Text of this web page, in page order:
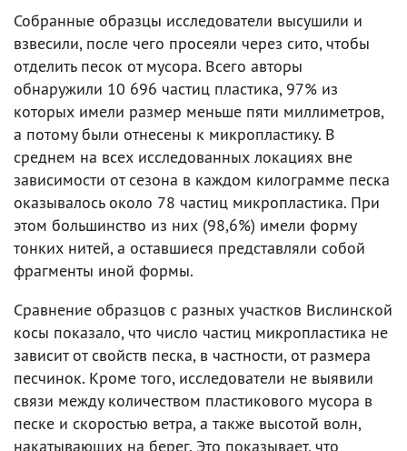
Собранные образцы исследователи высушили и
взвесили, после чего просеяли через сито, чтобы
отделить песок от мусора. Всего авторы
обнаружили 10 696 частиц пластика, 97% из
которых имели размер меньше пяти миллиметров,
а потому были отнесены к микропластику. В
среднем на всех исследованных локациях вне
зависимости от сезона в каждом килограмме песка
оказывалось около 78 частиц микропластика. При
этом большинство из них (98,6%) имели форму
тонких нитей, а оставшиеся представляли собой
фрагменты иной формы.
Сравнение образцов с разных участков Вислинской
косы показало, что число частиц микропластика не
зависит от свойств песка, в частности, от размера
песчинок. Кроме того, исследователи не выявили
связи между количеством пластикового мусора в
песке и скоростью ветра, а также высотой волн,
накатывающих на берег. Это показывает, что